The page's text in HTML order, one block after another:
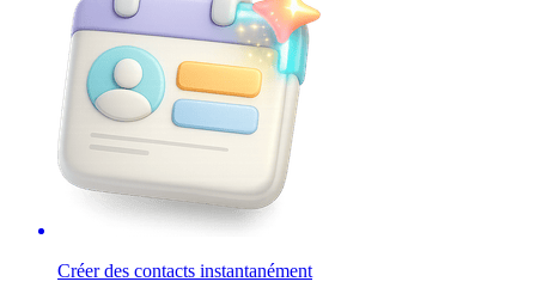
Créer des contacts instantanément